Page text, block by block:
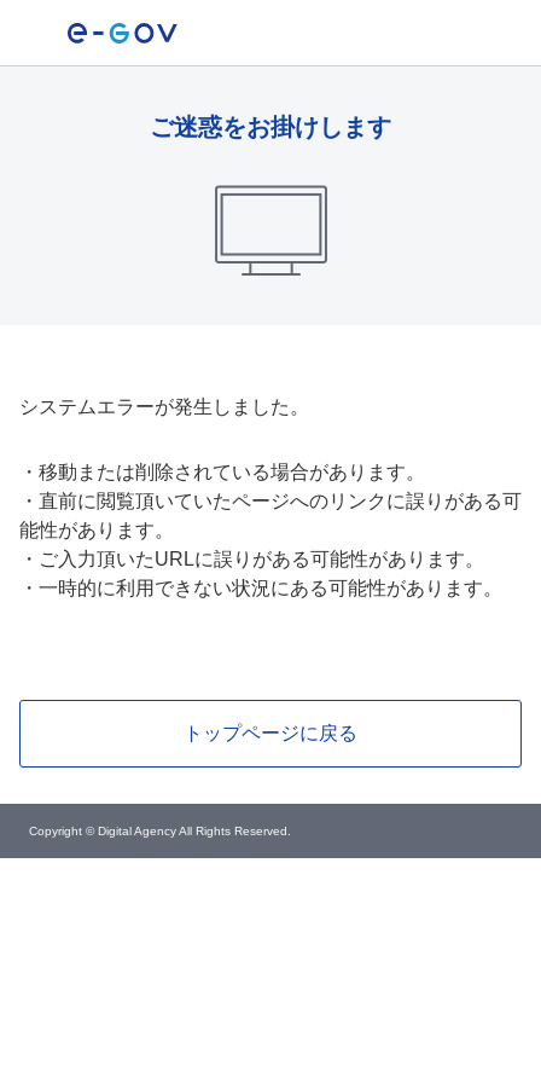
ご迷惑をお掛けします
システムエラーが発生しました。
・ 移動または削除されている場合があります。
・ 直前に閲覧頂いていたページへのリンクに誤りがある可
能性があります。
・ ご入力頂いたURLに誤りがある可能性があります。
・ 一時的に利用できない状況にある可能性があります。
トップページに戻る
Copyright © Digital Agency All Rights Reserved.